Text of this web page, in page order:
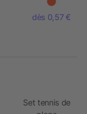
dès 0,57 €
Set tennis de